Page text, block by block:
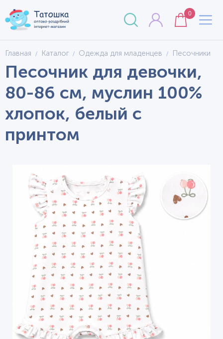
0
Главная Каталог Одежда для младенцев Песочники
Песочник для девочки,
80-86 см, муслин 100%
хлопок, белый с
принтом